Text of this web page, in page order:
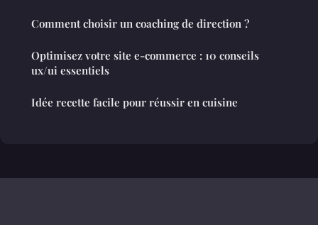
Comment choisir un coaching de direction ?
Optimisez votre site e-commerce : 10 conseils
ux/ui essentiels
Idée recette facile pour réussir en cuisine